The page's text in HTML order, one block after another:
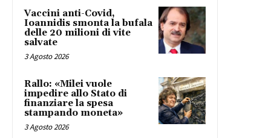
Vaccini anti-Covid,
Ioannidis smonta la bufala
delle 20 milioni di vite
salvate
3 Agosto 2026
Rallo: «Milei vuole
impedire allo Stato di
finanziare la spesa
stampando moneta»
3 Agosto 2026